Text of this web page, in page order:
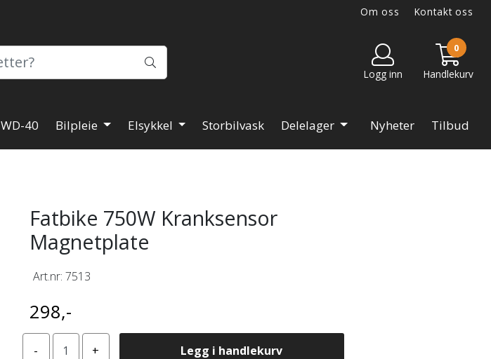
Om oss Kontakt oss
Logg inn
0
Handlekurv
WD-40 Bilpleie Elsykkel Storbilvask Delelager Nyheter Tilbud
Fatbike 750W Kranksensor
Magnetplate
Art.nr: 7513
298,-
Legg i handlekurv